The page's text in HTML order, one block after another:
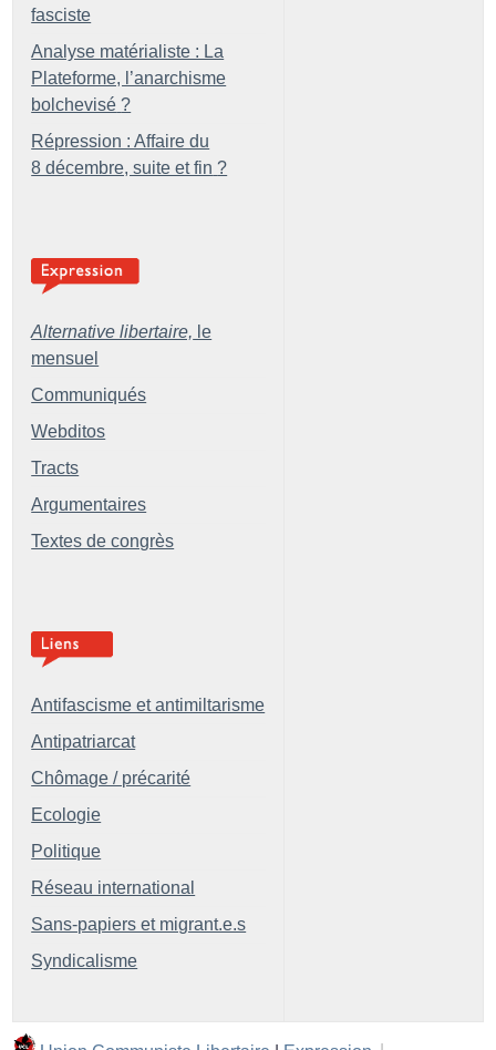
fasciste
Analyse matérialiste : La
Plateforme, l’anarchisme
bolchevisé ?
Répression : Affaire du
8 décembre, suite et fin ?
Alternative libertaire, le
mensuel
Communiqués
Webditos
Tracts
Argumentaires
Textes de congrès
Antifascisme et antimiltarisme
Antipatriarcat
Chômage / précarité
Ecologie
Politique
Réseau international
Sans-papiers et migrant.e.s
Syndicalisme